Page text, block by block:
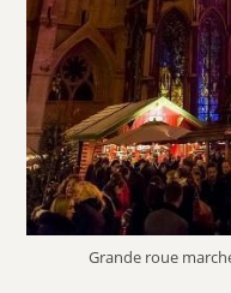
Grande roue